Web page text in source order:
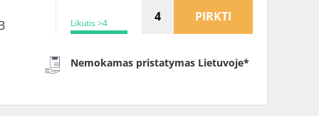
Likutis >4 PIRKTI
Nemokamas pristatymas Lietuvoje*